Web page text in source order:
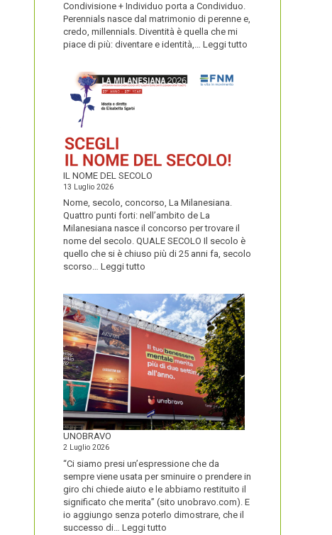
Condivisione + Individuo porta a Condividuo.
Perennials nasce dal matrimonio di perenne e,
credo, millennials. Diventità è quella che mi
piace di più: diventare e identità,… Leggi tutto
IL NOME DEL SECOLO
13 Luglio 2026
Nome, secolo, concorso, La Milanesiana.
Quattro punti forti: nell’ambito de La
Milanesiana nasce il concorso per trovare il
nome del secolo. QUALE SECOLO Il secolo è
quello che si è chiuso più di 25 anni fa, secolo
scorso… Leggi tutto
NOME
DEL
SECOLO
UNOBRAVO
2 Luglio 2026
“Ci siamo presi un’espressione che da
sempre viene usata per sminuire o prendere in
giro chi chiede aiuto e le abbiamo restituito il
significato che merita” (sito unobravo.com). E
io aggiungo senza poterlo dimostrare, che il
successo di… Leggi tutto